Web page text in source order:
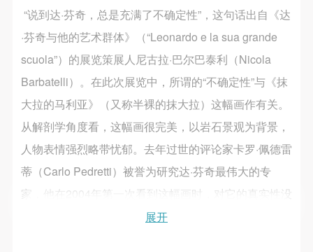
“说到达·芬奇，总是充满了不确定性”，这句话出自《达
·芬奇与他的艺术群体》（“Leonardo e la sua grande
scuola”）的展览策展人尼古拉·巴尔巴泰利（Nicola
Barbatelli）。在此次展览中，所谓的“不确定性”与《抹
大拉的马利亚》（又称半裸的抹大拉）这幅画作有关。
从解剖学角度看，这幅画很完美，以岩石景观为背景，
人物表情强烈略带忧郁。去年过世的评论家卡罗·佩德雷
蒂（Carlo Pedretti）被誉为研究达·芬奇最伟大的专
家，他在2004年第一次看到这幅画时，对它的真实性没
有任何怀疑，尽管他承认画中有年轻学生贾姆皮特里诺
展开
品质。
第三条
参加本次活动人员应该是成年人（具有完全民事行为
同下参观。
第四条
参加活动者在此次活动期间的人身安全责任自负。鼓
励参加者自行购买人身安全保险。活动中一旦出现事
故，活动中任何非事故当事人及美术馆将不承担人身
事故的任何责任，但有互相援助的义务。参加活动的
成员应当积极主动的组织实施救援工作，但对事故本
品质。
第三条
参加本次活动人员应该是成年人（具有完全民事行为
同下参观。
第四条
参加活动者在此次活动期间的人身安全责任自负。鼓
励参加者自行购买人身安全保险。活动中一旦出现事
故，活动中任何非事故当事人及美术馆将不承担人身
事故的任何责任，但有互相援助的义务。参加活动的
成员应当积极主动的组织实施救援工作，但对事故本
品质。
第三条
参加本次活动人员应该是成年人（具有完全民事行为
同下参观。
第四条
参加活动者在此次活动期间的人身安全责任自负。鼓
励参加者自行购买人身安全保险。活动中一旦出现事
故，活动中任何非事故当事人及美术馆将不承担人身
事故的任何责任，但有互相援助的义务。参加活动的
成员应当积极主动的组织实施救援工作，但对事故本